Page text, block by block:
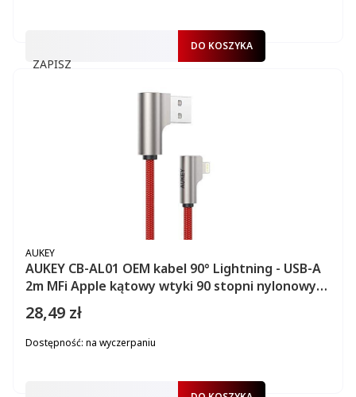
ZAPISZ
DO KOSZYKA
AUKEY CB-AL01 OEM kabel 90° Lightning - USB-A
2m MFi Apple kątowy wtyki 90 stopni nylonowy
oplot czerwony
PRODUCENT
AUKEY
Cena
28,49 zł
Dostępność: na wyczerpaniu